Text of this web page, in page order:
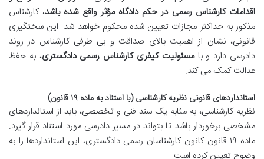
اقدامات کارشناس رسمی در حکم دادگاه مؤثر واقع شده باشد، کارشناس
مذکور به حداکثر مجازات تعیین شده محکوم خواهد شد. این سختگیری
قانونی، نشان از اهمیت بالای صداقت و بی طرفی کارشناس در روند
دادرسی دارد و بامسئولیت کیفری کارشناس رسمی دادگستری، به حفظ
عدالت کمک می کند.
استانداردهای قانونی نظریه کارشناسی (با استناد به ماده ۱۹ قانون)
نظریه کارشناسی، به مثابه یک سند فنی و تخصصی، باید از استانداردهای
مشخصی برخوردار باشد تا بتواند در مسیر دادرسی مورد استناد قرار گیرد.
ماده ۱۹ قانون کانون کارشناسان رسمی دادگستری، این استانداردها را به
وضوح تعیین کرده است.